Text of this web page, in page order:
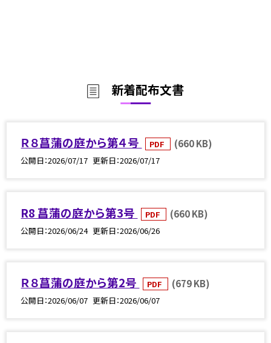
新着配布文書
Ｒ８菖蒲の庭から第４号 PDF (660 KB)
公開日 2026/07/17 更新日 2026/07/17
R8 菖蒲の庭から第3号 PDF (660 KB)
公開日 2026/06/24 更新日 2026/06/26
Ｒ８菖蒲の庭から第2号 PDF (679 KB)
公開日 2026/06/07 更新日 2026/06/07